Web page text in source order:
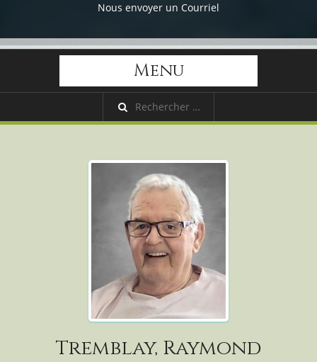
Nous envoyer un Courriel
Menu
Tremblay, Raymond